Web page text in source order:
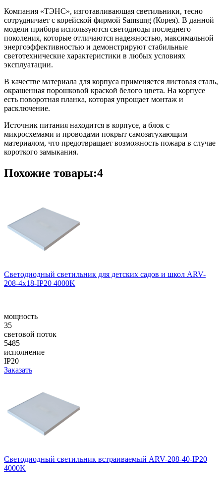
Компания «ТЭНС», изготавливающая светильники, тесно
сотрудничает с корейской фирмой Samsung (Корея). В данной
модели прибора используются светодиоды последнего
поколения, которые отличаются надежностью, максимальной
энергоэффективностью и демонстрируют стабильные
светотехнические характеристики в любых условиях
эксплуатации.
В качестве материала для корпуса применяется листовая сталь,
окрашенная порошковой краской белого цвета. На корпусе
есть поворотная планка, которая упрощает монтаж и
расключение.
Источник питания находится в корпусе, а блок с
микросхемами и проводами покрыт самозатухающим
материалом, что предотвращает возможность пожара в случае
короткого замыкания.
Похожие товары:4
Светодиодный светильник для детских садов и школ ARV-
208-4x18-IP20 4000K
мощность
35
световой поток
5485
исполнение
IP20
Заказать
Светодиодный светильник встраиваемый ARV-208-40-IP20
4000K